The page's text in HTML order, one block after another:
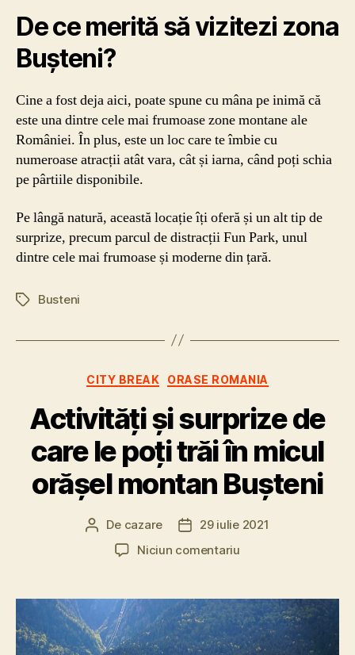
De ce merită să vizitezi zona
Bușteni?
Cine a fost deja aici, poate spune cu mâna pe inimă că
este una dintre cele mai frumoase zone montane ale
României. În plus, este un loc care te îmbie cu
numeroase atracții atât vara, cât și iarna, când poți schia
pe pârtiile disponibile.
Pe lângă natură, această locație îți oferă și un alt tip de
surprize, precum parcul de distracții Fun Park, unul
dintre cele mai frumoase și moderne din țară.
Etichete
Busteni
Categorii
CITY BREAK ORASE ROMANIA
Activități și surprize de
care le poți trăi în micul
orășel montan Bușteni
Autor
articol
De cazare
Dată
articol
29 iulie 2021
Niciun comentariula
surprize
de
care